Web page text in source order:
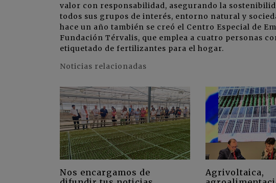
valor con responsabilidad, asegurando la
todos sus grupos de interés, entorno natural y
hace un año también se creó el Centro Especial de
Fundación Térvalis, que emplea a cuatro personas
etiquetado de fertilizantes para el hogar.
Noticias relacionadas
Nos encargamos de
Agrivoltaica,